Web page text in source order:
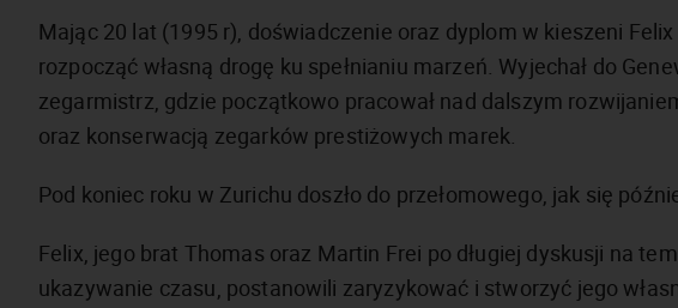
Mając 20 lat (1995 r), doświadczenie oraz dyplom w kieszeni
rozpocząć własną drogę ku spełnianiu marzeń. Wyjechał do
zegarmistrz, gdzie początkowo pracował nad dalszym
oraz konserwacją zegarków prestiżowych marek.
Pod koniec roku w Zurichu doszło do przełomowego, jak się
Felix, jego brat Thomas oraz Martin Frei po długiej dyskusji na
ukazywanie czasu, postanowili zaryzykować i stworzyć jego